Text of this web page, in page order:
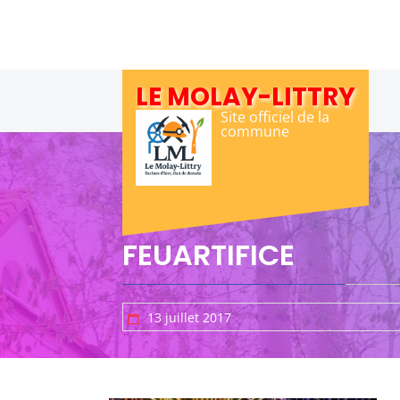
LE MOLAY-LITTRY
Site officiel de la
commune
FEUARTIFICE
13 juillet 2017